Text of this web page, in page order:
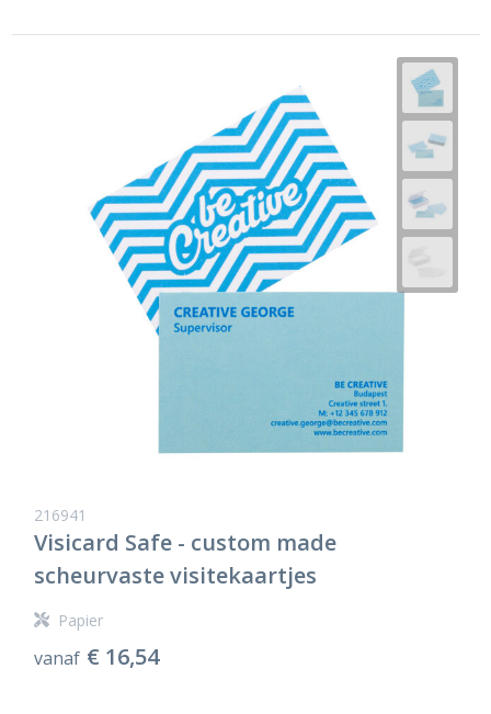
216941
Visicard Safe - custom made
scheurvaste visitekaartjes
Papier
vanaf € 16,54